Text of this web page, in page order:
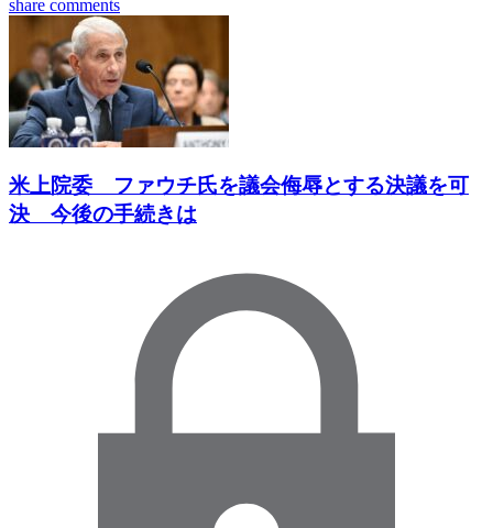
share comments
米上院委 ファウチ氏を議会侮辱とする決議を可
決 今後の手続きは